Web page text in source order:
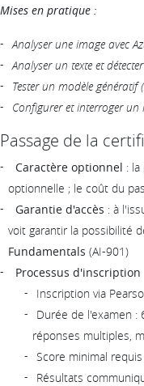
Mises en pratique :
Analyser une image avec
Analyser un texte et
Tester un modèle génératif
Configurer et interroger un
Passage de la
Caractère optionnel :
optionnelle ; le coût du
Garantie d'accès : à
voit garantir la possibilité
Fundamentals (AI-901)
Processus d'inscription
Inscription via
Durée de l'examen
réponses multiples,
Score minimal
Résultats